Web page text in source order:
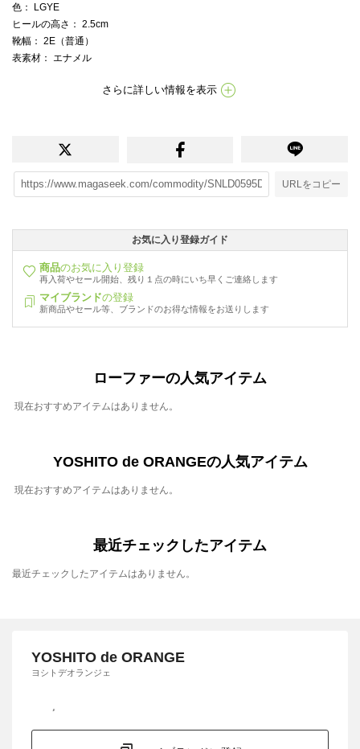
色 ： LGYE
ヒールの高さ ： 2.5cm
靴幅 ： 2E（普通）
表素材 ： エナメル
さらに詳しい情報を表示
URLをコピー
お気に入り登録ガイド
商品のお気に入り登録
再入荷やセール開始、残り１点の時にいち早くご連絡します
マイブランドの登録
新商品やセール等、ブランドのお得な情報をお送りします
ローファーの人気アイテム
現在おすすめアイテムはありません。
YOSHITO de ORANGEの人気アイテム
現在おすすめアイテムはありません。
最近チェックしたアイテム
最近チェックしたアイテムはありません。
YOSHITO de ORANGE
ヨシトデオランジェ